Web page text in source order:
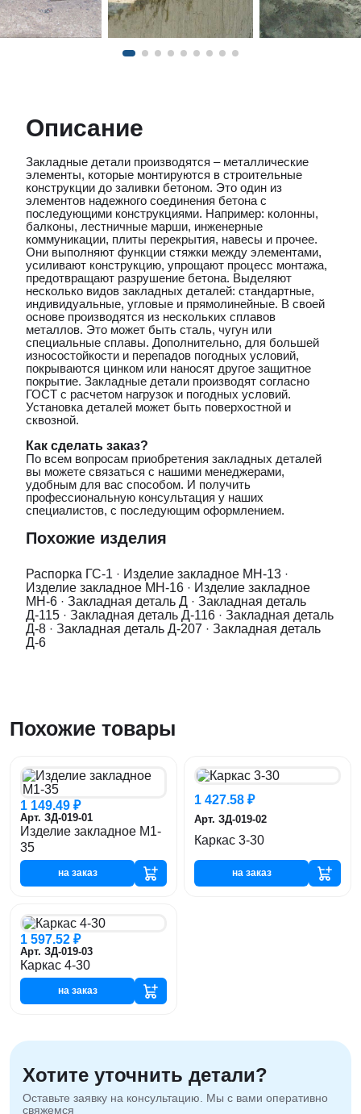
Описание
Закладные детали производятся – металлические
элементы, которые монтируются в строительные
конструкции до заливки бетоном. Это один из
элементов надежного соединения бетона с
последующими конструкциями. Например: колонны,
балконы, лестничные марши, инженерные
коммуникации, плиты перекрытия, навесы и прочее.
Они выполняют функции стяжки между элементами,
усиливают конструкцию, упрощают процесс монтажа,
предотвращают разрушение бетона. Выделяют
несколько видов закладных деталей: стандартные,
индивидуальные, угловые и прямолинейные. В своей
основе производятся из нескольких сплавов
металлов. Это может быть сталь, чугун или
специальные сплавы. Дополнительно, для большей
износостойкости и перепадов погодных условий,
покрываются цинком или наносят другое защитное
покрытие. Закладные детали производят согласно
ГОСТ с расчетом нагрузок и погодных условий.
Установка деталей может быть поверхостной и
сквозной.
Как сделать заказ?
По всем вопросам приобретения закладных деталей
вы можете связаться с нашими менеджерами,
удобным для вас способом. И получить
профессиональную консультация у наших
специалистов, с последующим оформлением.
Похожие изделия
Распорка ГС-1 · Изделие закладное МН-13 ·
Изделие закладное МН-16 · Изделие закладное
МН-6 · Закладная деталь Д · Закладная деталь
Д-115 · Закладная деталь Д-116 · Закладная деталь
Д-8 · Закладная деталь Д-207 · Закладная деталь
Д-6
Похожие товары
1 149.49 ₽
Арт. ЗД-019-01
Изделие закладное М1-
35
на заказ
1 427.58 ₽
Арт. ЗД-019-02
Каркас 3-30
на заказ
1 597.52 ₽
Арт. ЗД-019-03
Каркас 4-30
на заказ
Хотите уточнить детали?
Оставьте заявку на консультацию. Мы с вами оперативно
свяжемся